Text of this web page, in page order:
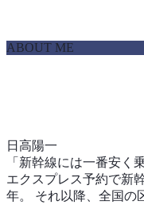
ABOUT ME
日高陽一
「新幹線には一番安く
エクスプレス予約で新
年。 それ以降、全国の